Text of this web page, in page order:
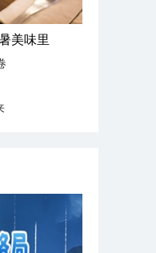
美味里